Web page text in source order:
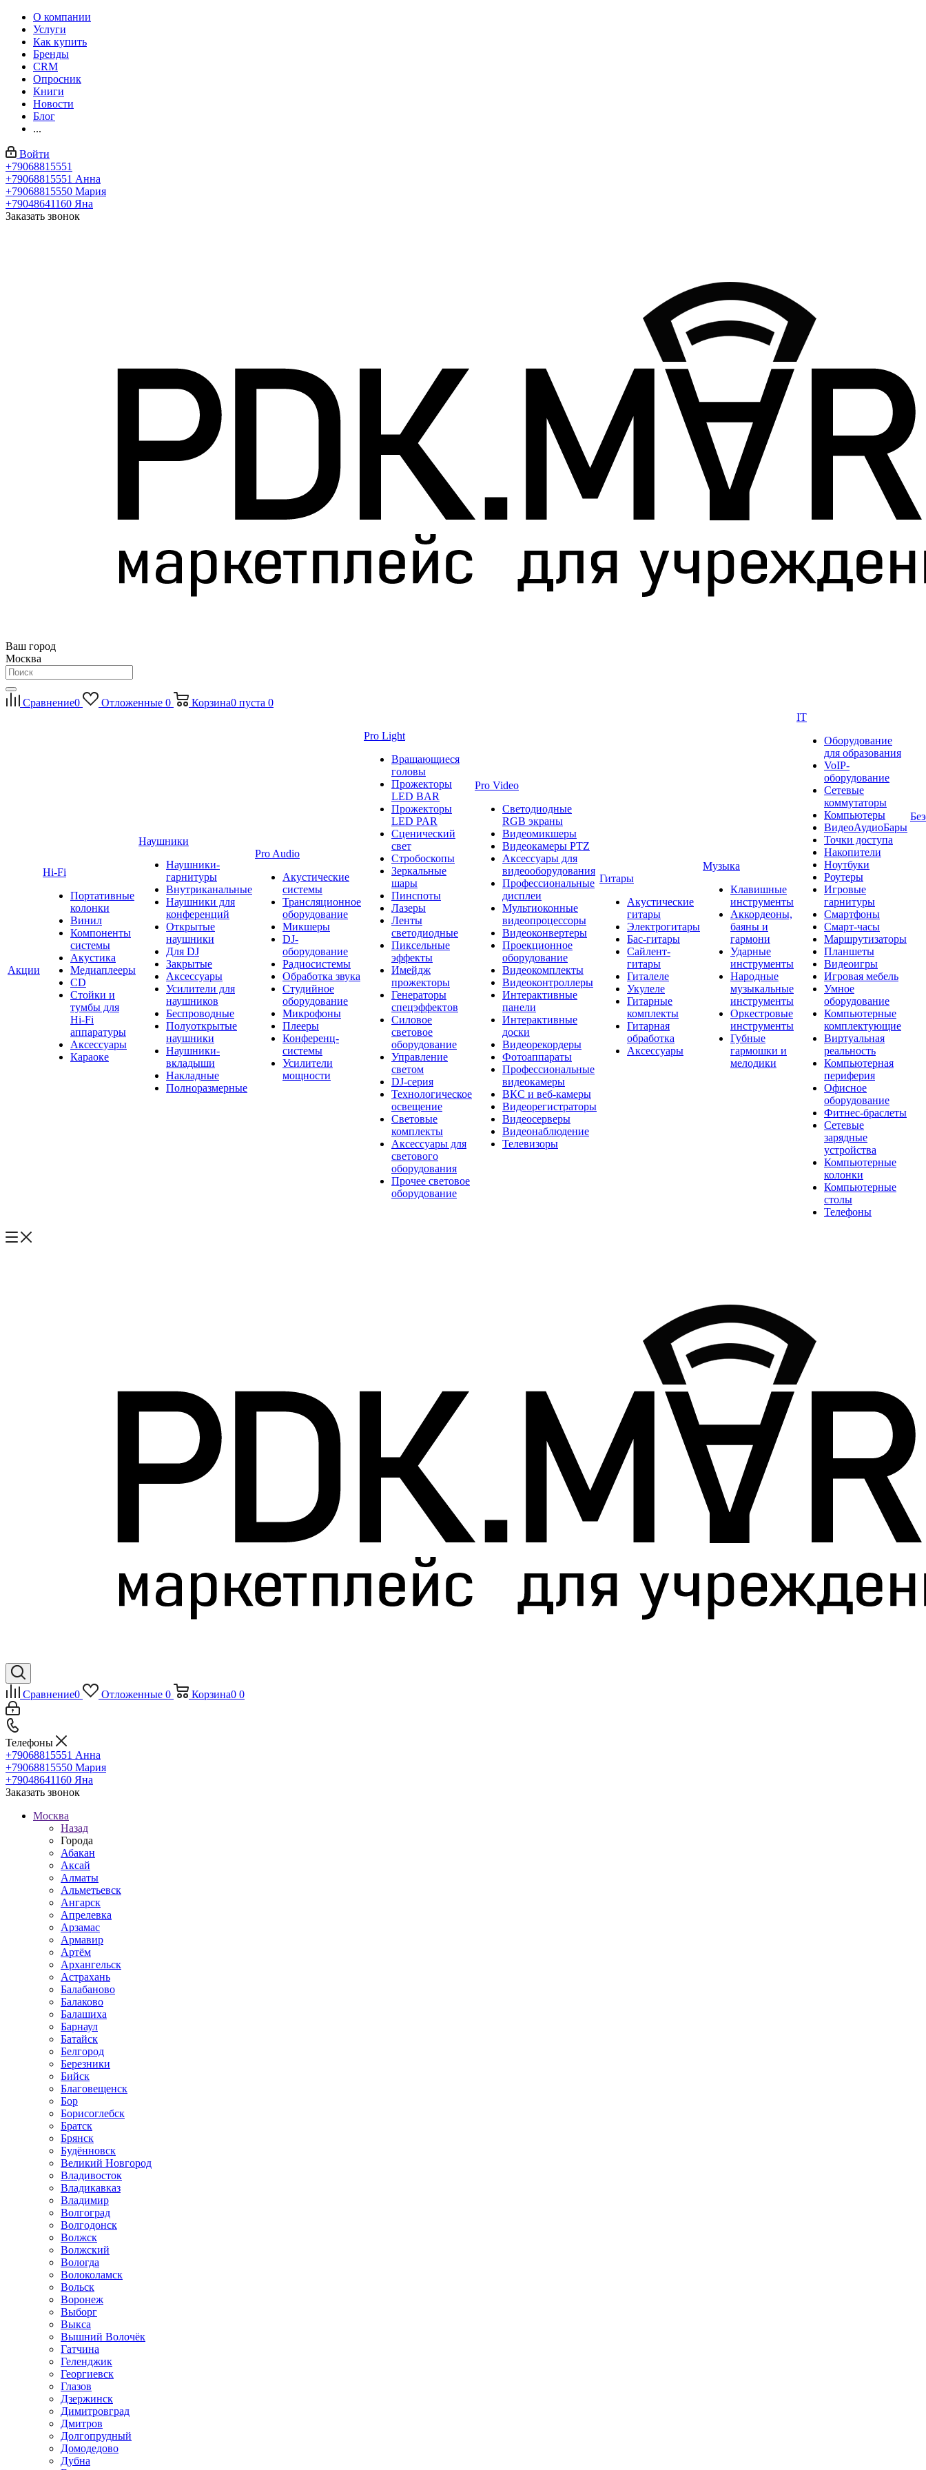
О компании
Услуги
Как купить
Бренды
CRM
Опросник
Книги
Новости
Блог
...
Войти
+79068815551
+79068815551 Анна
+79068815550 Мария
+79048641160 Яна
Заказать звонок
Ваш город
Москва
Сравнение0 Отложенные 0 Корзина0 пуста 0
Акции
Hi-Fi
Портативные
колонки
Винил
Компоненты
системы
Акустика
Медиаплееры
CD
Стойки и
тумбы для
Hi-Fi
аппаратуры
Аксессуары
Караоке
Наушники
Наушники-
гарнитуры
Внутриканальные
Наушники для
конференций
Открытые
наушники
Для DJ
Закрытые
Аксессуары
Усилители для
наушников
Беспроводные
Полуоткрытые
наушники
Наушники-
вкладыши
Накладные
Полноразмерные
Pro Audio
Акустические
системы
Трансляционное
оборудование
Микшеры
DJ-
оборудование
Радиосистемы
Обработка звука
Студийное
оборудование
Микрофоны
Плееры
Конференц-
системы
Усилители
мощности
Pro Light
Вращающиеся
головы
Прожекторы
LED BAR
Прожекторы
LED PAR
Сценический
свет
Стробоскопы
Зеркальные
шары
Пинспоты
Лазеры
Ленты
светодиодные
Пиксельные
эффекты
Имейдж
прожекторы
Генераторы
спецэффектов
Силовое
световое
оборудование
Управление
светом
DJ-серия
Технологическое
освещение
Световые
комплекты
Аксессуары для
светового
оборудования
Прочее световое
оборудование
Pro Video
Светодиодные
RGB экраны
Видеомикшеры
Видеокамеры PTZ
Аксессуары для
видеооборудования
Профессиональные
дисплеи
Мультиоконные
видеопроцессоры
Видеоконвертеры
Проекционное
оборудование
Видеокомплекты
Видеоконтроллеры
Интерактивные
панели
Интерактивные
доски
Видеорекордеры
Фотоаппараты
Профессиональные
видеокамеры
ВКС и веб-камеры
Видеорегистраторы
Видеосерверы
Видеонаблюдение
Телевизоры
Гитары
Акустические
гитары
Электрогитары
Бас-гитары
Сайлент-
гитары
Гиталеле
Укулеле
Гитарные
комплекты
Гитарная
обработка
Аксессуары
Музыка
Клавишные
инструменты
Аккордеоны,
баяны и
гармони
Ударные
инструменты
Народные
музыкальные
инструменты
Оркестровые
инструменты
Губные
гармошки и
мелодики
IT
Оборудование
для образования
VoIP-
оборудование
Сетевые
коммутаторы
Компьютеры
ВидеоАудиоБары
Точки доступа
Накопители
Ноутбуки
Роутеры
Игровые
гарнитуры
Смартфоны
Смарт-часы
Маршрутизаторы
Планшеты
Видеоигры
Игровая мебель
Умное
оборудование
Компьютерные
комплектующие
Виртуальная
реальность
Компьютерная
периферия
Офисное
оборудование
Фитнес-браслеты
Сетевые
зарядные
устройства
Компьютерные
колонки
Компьютерные
столы
Телефоны
Сравнение0 Отложенные 0 Корзина0 0
Телефоны
+79068815551 Анна
+79068815550 Мария
+79048641160 Яна
Заказать звонок
Москва
Назад
Города
Абакан
Аксай
Алматы
Альметьевск
Ангарск
Апрелевка
Арзамас
Армавир
Артём
Архангельск
Астрахань
Балабаново
Балаково
Балашиха
Барнаул
Батайск
Белгород
Березники
Бийск
Благовещенск
Бор
Борисоглебск
Братск
Брянск
Будённовск
Великий Новгород
Владивосток
Владикавказ
Владимир
Волгоград
Волгодонск
Волжск
Волжский
Вологда
Волоколамск
Вольск
Воронеж
Выборг
Выкса
Вышний Волочёк
Гатчина
Геленджик
Георгиевск
Глазов
Дзержинск
Димитровград
Дмитров
Долгопрудный
Домодедово
Дубна